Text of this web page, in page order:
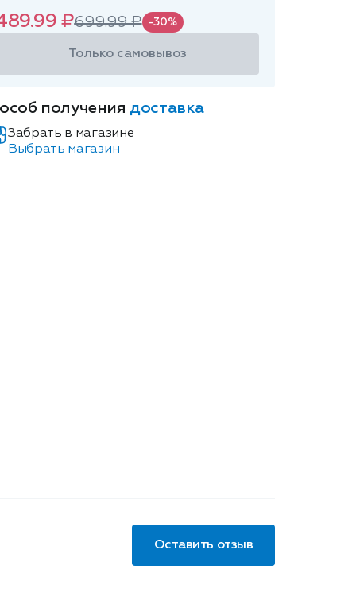
₽699.99 ₽ -30%
Только самовывоз
получения доставка
Забрать в магазине
Выбрать магазин
Оставить отзыв